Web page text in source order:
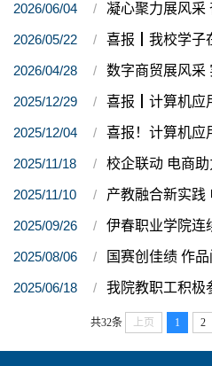
2026/06/04
2026/05/22
2026/04/28
2025/12/29
2025/12/04
2025/11/18 校企联动 电商
2025/11/10
2025/09/26
2025/08/06
2025/06/18
共32条 上页 1 2